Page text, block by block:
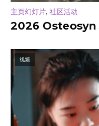
主页幻灯片, 社区活动
2026 Osteosyn
视频